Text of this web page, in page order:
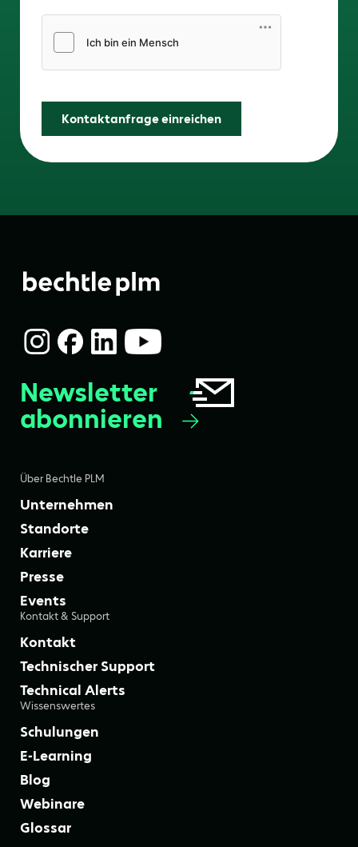
Kontaktanfrage einreichen
Über Bechtle PLM
Unternehmen
Standorte
Karriere
Presse
Events
Kontakt & Support
Kontakt
Technischer Support
Technical Alerts
Wissenswertes
Schulungen
E-Learning
Blog
Webinare
Glossar
Newsletter
abonnieren